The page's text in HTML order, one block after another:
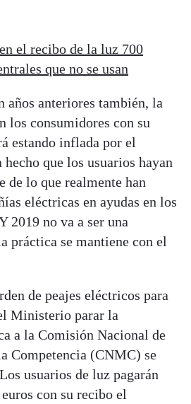
el recibo de la luz 700
que no se usan
años anteriores también, la
los consumidores con su
estando inflada por el
que los usuarios hayan
de lo que realmente han
eléctricas en ayudas en los
2019 no va a ser una
práctica se mantiene con el
de peajes eléctricos para
Ministerio parar la
a la Comisión Nacional de
Competencia (CNMC) se
usuarios de luz pagarán
con su recibo el